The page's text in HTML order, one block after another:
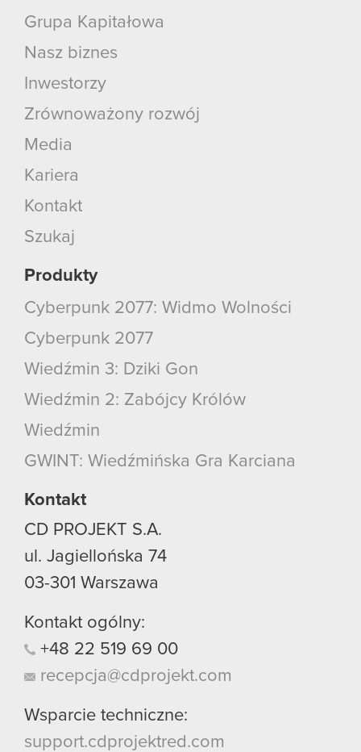
Grupa Kapitałowa
Nasz biznes
Inwestorzy
Zrównoważony rozwój
Media
Kariera
Kontakt
Szukaj
Produkty
Cyberpunk 2077: Widmo Wolności
Cyberpunk 2077
Wiedźmin 3: Dziki Gon
Wiedźmin 2: Zabójcy Królów
Wiedźmin
GWINT: Wiedźmińska Gra Karciana
Kontakt
CD PROJEKT S.A.
ul. Jagiellońska 74
03-301 Warszawa
Kontakt ogólny:
+48 22 519 69 00
recepcja@cdprojekt.com
Wsparcie techniczne:
support.cdprojektred.com